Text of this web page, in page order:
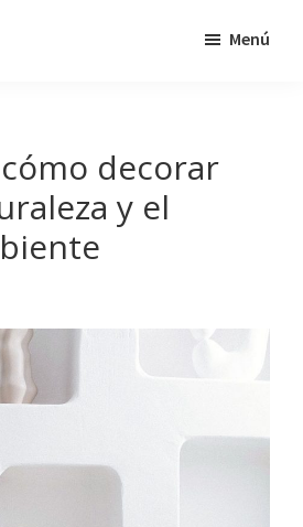
Menú
decorar
y el